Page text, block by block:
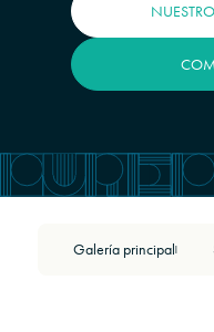
Galería principal